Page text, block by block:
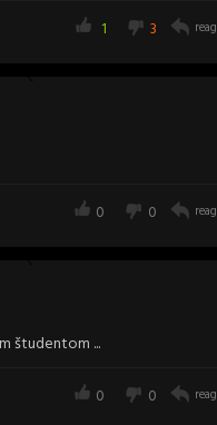
3
1
0
0
študentom ...
0
0